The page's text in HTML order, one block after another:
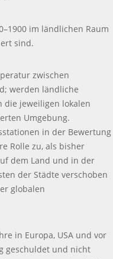
im ländlichen Raum
sind.
zwischen
werden ländliche
die jeweiligen lokalen
Umgebung.
in der Bewertung
Rolle zu, als bisher
dem Land und in der
der Städte verschoben
globalen
in Europa, USAund vor
geschuldet und nicht